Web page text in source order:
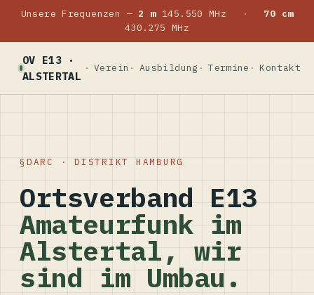
Unsere Frequenzen — 2 m145.550 MHz ·
70 cm
430.275 MHz
OV E13 ·
ALSTERTAL
Verein Ausbildung Termine Kontakt
DARC · DISTRIKT HAMBURG
Ortsverband E13
Amateurfunk im
Alstertal, wir
sind im Umbau.